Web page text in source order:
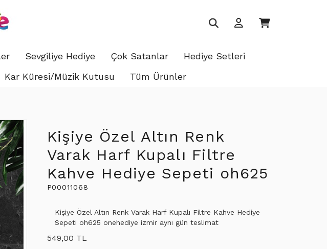
Sevgiliye Hediye Çok Satanlar
Hediye Setleri
Kar Küresi/Müzik Kutusu Tüm Ürünler
Kişiye Özel Altın Renk
Varak Harf Kupalı Filtre
Kahve Hediye Sepeti oh625
P00011068
Kişiye Özel Altın Renk Varak Harf Kupalı Filtre Kahve Hediye
Sepeti oh625 onehediye izmir aynı gün teslimat
549,00 TL